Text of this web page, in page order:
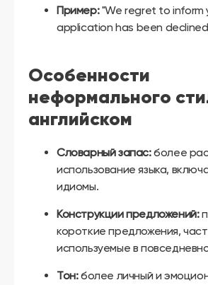
Пример:"We regret to inform
application has been
Особенности
неформального
английском
Словарный запас:более
использование языка,
идиомы.
Конструкции предложений:
короткие предложения,
используемые в
Тон:более личный и